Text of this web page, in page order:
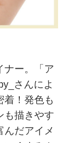
ナー。「ア
さんによ
着！発色も
も描きやす
んだアイメ